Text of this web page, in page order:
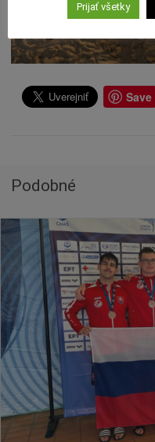
Save
Podobné
Prijať všetky